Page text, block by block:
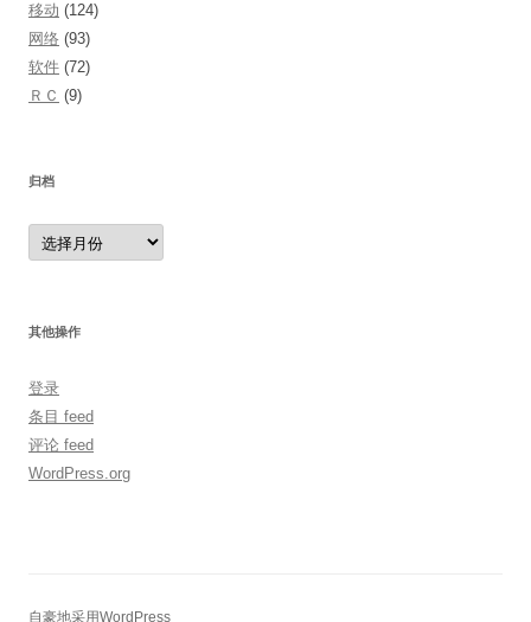
移动 (124)
网络 (93)
软件 (72)
ＲＣ (9)
归档
归
档
其他操作
登录
条目 feed
评论 feed
WordPress.org
自豪地采用WordPress